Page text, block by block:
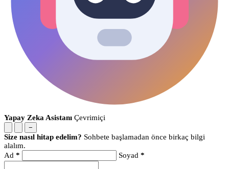
Yapay Zeka Asistanı Çevrimiçi
−
Size nasıl hitap edelim? Sohbete başlamadan önce birkaç bilgi
alalım.
Ad * Soyad *